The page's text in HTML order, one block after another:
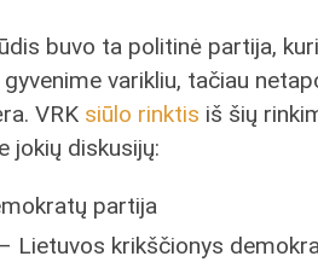
buvo ta politinė partija,
varikliu, tačiau
VRK siūlo rinktis iš šių
jokių diskusijų:
partija
Lietuvos krikščionys